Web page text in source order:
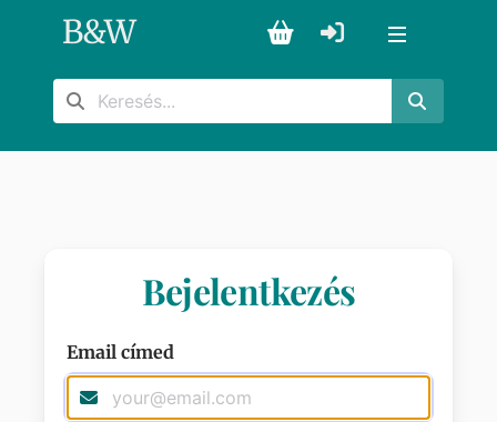
B&W
Bejelentkezés
Email címed